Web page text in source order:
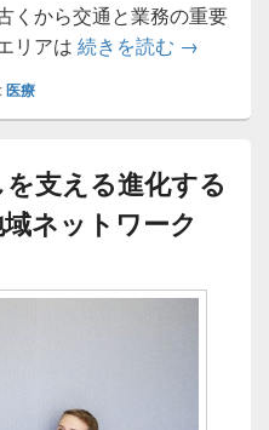
くから交通と業務の重要
リアは 続きを読む 田町の都
→
医療
支える進化する
ネットワーク